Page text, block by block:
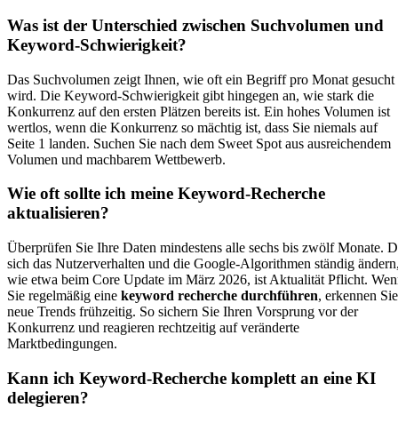
Was ist der Unterschied zwischen Suchvolumen und
Keyword-Schwierigkeit?
Das Suchvolumen zeigt Ihnen, wie oft ein Begriff pro Monat gesucht
wird. Die Keyword-Schwierigkeit gibt hingegen an, wie stark die
Konkurrenz auf den ersten Plätzen bereits ist. Ein hohes Volumen ist
wertlos, wenn die Konkurrenz so mächtig ist, dass Sie niemals auf
Seite 1 landen. Suchen Sie nach dem Sweet Spot aus ausreichendem
Volumen und machbarem Wettbewerb.
Wie oft sollte ich meine Keyword-Recherche
aktualisieren?
Überprüfen Sie Ihre Daten mindestens alle sechs bis zwölf Monate.
sich das Nutzerverhalten und die Google-Algorithmen ständig
wie etwa beim Core Update im März 2026, ist Aktualität Pflicht.
Sie regelmäßig eine keyword recherche durchführen, erkennen Sie
neue Trends frühzeitig. So sichern Sie Ihren Vorsprung vor der
Konkurrenz und reagieren rechtzeitig auf veränderte
Marktbedingungen.
Kann ich Keyword-Recherche komplett an eine KI
delegieren?